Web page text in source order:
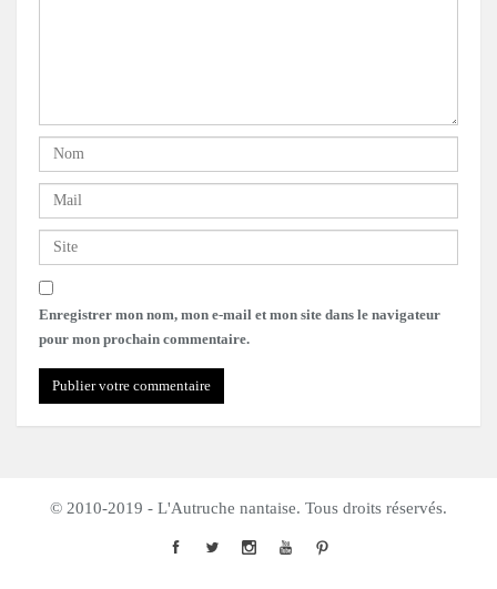
Enregistrer mon nom, mon e-mail et mon site dans le navigateur
pour mon prochain commentaire.
© 2010-2019 - L'Autruche nantaise. Tous droits réservés.